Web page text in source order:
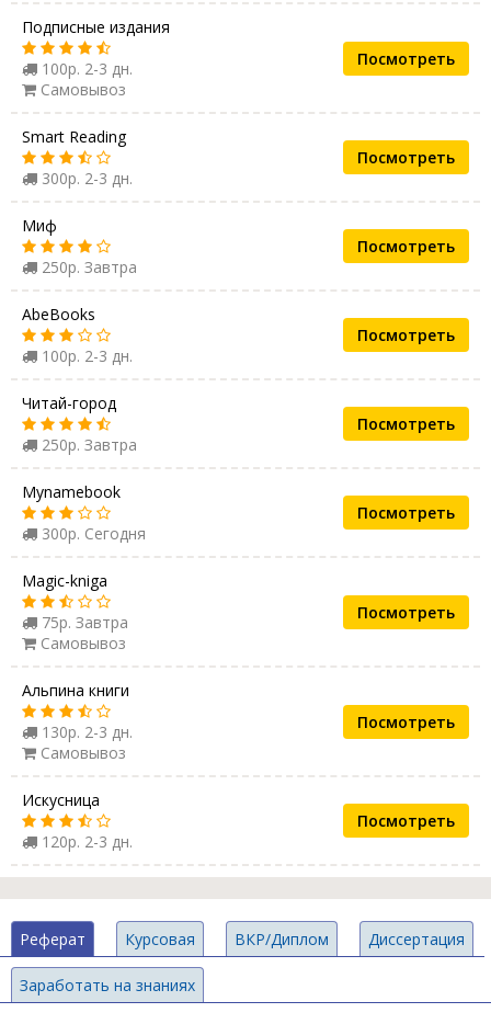
Подписные издания
100р. 2-3 дн.
Самовывоз
Посмотреть
Smart Reading
300р. 2-3 дн.
Посмотреть
Миф
250р. Завтра
Посмотреть
AbeBooks
100р. 2-3 дн.
Посмотреть
Читай-город
250р. Завтра
Посмотреть
Mynamebook
300р. Сегодня
Посмотреть
Magic-kniga
75р. Завтра
Самовывоз
Посмотреть
Альпина книги
130р. 2-3 дн.
Самовывоз
Посмотреть
Искусница
120р. 2-3 дн.
Посмотреть
Реферат Курсовая ВКР/Диплом Диссертация
Заработать на знаниях